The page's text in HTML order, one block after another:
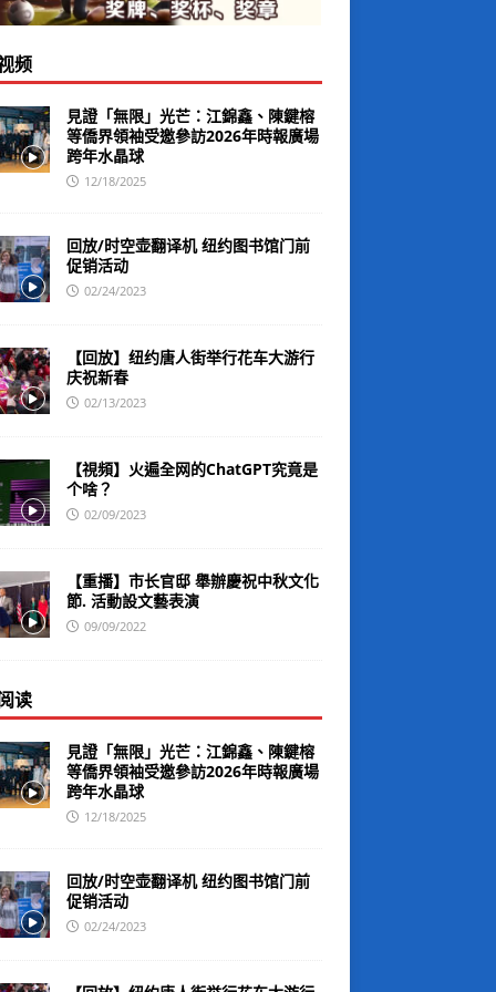
频
見證「無限」光芒：江錦鑫、陳鍵榕
等僑界領袖受邀參訪2026年時報廣場
跨年水晶球
12/18/2025
回放/时空壶翻译机 纽约图书馆门前
促销活动
02/24/2023
【回放】纽约唐人街举行花车大游行
庆祝新春
02/13/2023
【視頻】火遍全网的ChatGPT究竟是
个啥？
02/09/2023
【重播】市长官邸 舉辦慶祝中秋文化
節. 活動設文藝表演
09/09/2022
读
見證「無限」光芒：江錦鑫、陳鍵榕
等僑界領袖受邀參訪2026年時報廣場
跨年水晶球
12/18/2025
回放/时空壶翻译机 纽约图书馆门前
促销活动
02/24/2023